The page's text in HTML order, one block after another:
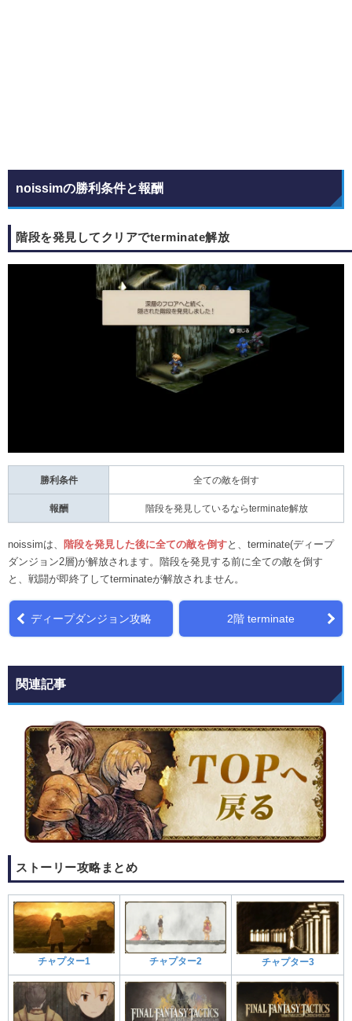
noissimの勝利条件と報酬
階段を発見してクリアでterminate解放
勝利条件 全ての敵を倒す
報酬 階段を発見しているならterminate解放
noissimは、 階段を発見した後に全ての敵を倒すと、terminate(ディープ
ダンジョン2層)が解放されます。階段を発見する前に全ての敵を倒す
と、戦闘が即終了してterminateが解放されません。
ディープダンジョン攻略 2階 terminate
関連記事
ストーリー攻略まとめ
チャプター1 チャプター2 チャプター3